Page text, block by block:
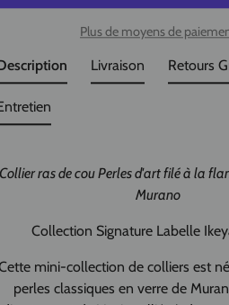
Plus de moyens de
Collier ras de cou Perles d'art filé à la
Murano
Collection Signature Labelle
mini-collection de colliers est
perles classiques en verre de
Livraison Retours